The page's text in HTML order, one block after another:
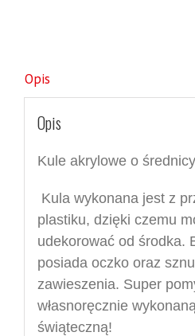
Opis
Opis
Kule akrylowe o średnicy
Kula wykonana jestz
plastiku, dzięki czemu
udekorować od środka.
posiada oczko oraz
zawieszenia. Super
własnoręcznie
świąteczną!